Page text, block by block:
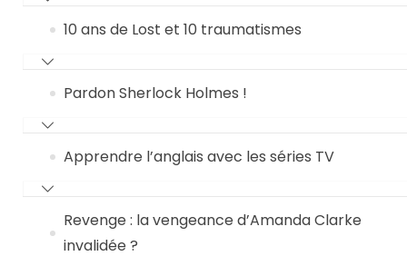
10 ans de Lost et 10 traumatismes
Pardon Sherlock Holmes !
Apprendre l’anglais avec les séries TV
Revenge : la vengeance d’Amanda Clarke
invalidée ?